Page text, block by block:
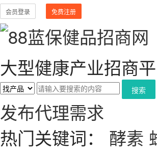
会员登录 免费注册
大型健康产业招商
搜索
发布代理需求
热门关键词： 酵素